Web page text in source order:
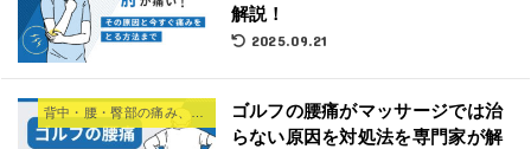
解説！
2025.09.21
ゴルフの腰痛がマッサージでは治
らない原因を対処法を専門家が解